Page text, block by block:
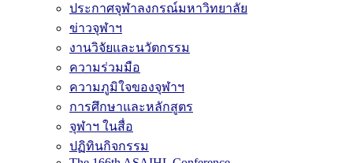
ประกาศจุฬาลงกรณ์มหาวิทยาลัย
ข่าวจุฬาฯ
งานวิจัยและนวัตกรรม
ความร่วมมือ
ความภูมิใจของจุฬาฯ
การศึกษาและหลักสูตร
จุฬาฯ ในสื่อ
ปฏิทินกิจกรรม